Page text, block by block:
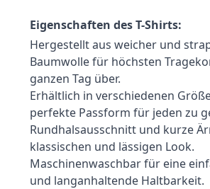
Eigenschaften des T-Shirts:
Hergestellt aus weicher und
Baumwolle für höchsten
ganzen Tag über.
Erhältlich in verschiedenen
perfekte Passform für jeden zu
Rundhalsausschnitt und kurze
klassischen und lässigen Look.
Maschinenwaschbar für eine
und langanhaltende Haltbarkeit.